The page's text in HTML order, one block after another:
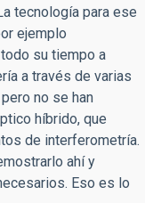
tecnología para ese
ejemplo
su tiempo a
a través de varias
no se han
híbrido, que
de interferometría.
ahí y
Eso es lo